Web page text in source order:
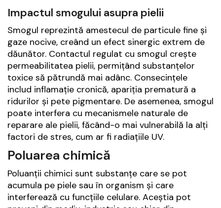
Impactul smogului asupra pielii
Smogul reprezintă amestecul de particule fine și
gaze nocive, creând un efect sinergic extrem de
dăunător. Contactul regulat cu smogul crește
permeabilitatea pielii, permițând substanțelor
toxice să pătrundă mai adânc. Consecințele
includ inflamație cronică, apariția prematură a
ridurilor și pete pigmentare. De asemenea, smogul
poate interfera cu mecanismele naturale de
reparare ale pielii, făcând-o mai vulnerabilă la alți
factori de stres, cum ar fi radiațiile UV.
Poluarea chimică
Poluanții chimici sunt substanțe care se pot
acumula pe piele sau în organism și care
interferează cu funcțiile celulare. Aceștia pot